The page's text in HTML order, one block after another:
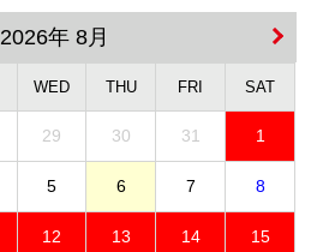
2026年 8月
WED THU FRI SAT
29 30 31 1
5 6 7 8
12 13 14 15